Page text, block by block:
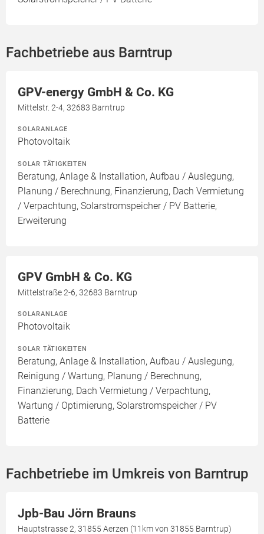
Fachbetriebe aus Barntrup
GPV-energy GmbH & Co. KG
Mittelstr. 2-4, 32683 Barntrup
SOLARANLAGE
Photovoltaik
SOLAR TÄTIGKEITEN
Beratung, Anlage & Installation, Aufbau / Auslegung,
Planung / Berechnung, Finanzierung, Dach Vermietung
/ Verpachtung, Solarstromspeicher / PV Batterie,
Erweiterung
GPV GmbH & Co. KG
Mittelstraße 2-6, 32683 Barntrup
SOLARANLAGE
Photovoltaik
SOLAR TÄTIGKEITEN
Beratung, Anlage & Installation, Aufbau / Auslegung,
Reinigung / Wartung, Planung / Berechnung,
Finanzierung, Dach Vermietung / Verpachtung,
Wartung / Optimierung, Solarstromspeicher / PV
Batterie
Fachbetriebe im Umkreis von Barntrup
Jpb-Bau Jörn Brauns
Hauptstrasse 2, 31855 Aerzen (11km von 31855 Barntrup)